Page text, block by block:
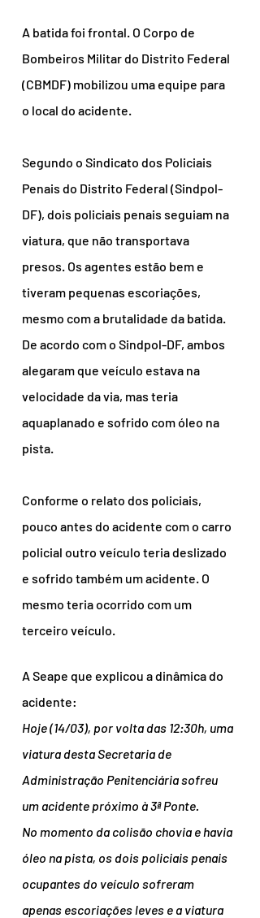
A batida foi frontal. O Corpo de
Bombeiros Militar do Distrito Federal
(CBMDF) mobilizou uma equipe para
o local do acidente.
Segundo o Sindicato dos Policiais
Penais do Distrito Federal (Sindpol-
DF), dois policiais penais seguiam na
viatura, que não transportava
presos. Os agentes estão bem e
tiveram pequenas escoriações,
mesmo com a brutalidade da batida.
De acordo com o Sindpol-DF, ambos
alegaram que veículo estava na
velocidade da via, mas teria
aquaplanado e sofrido com óleo na
pista.
Conforme o relato dos policiais,
pouco antes do acidente com o carro
policial outro veículo teria deslizado
e sofrido também um acidente. O
mesmo teria ocorrido com um
terceiro veículo.
A Seape que explicou a dinâmica do
acidente:
Hoje (14/03), por volta das 12:30h, uma
viatura desta Secretaria de
Administração Penitenciária sofreu
um acidente próximo à 3ª Ponte.
No momento da colisão chovia e havia
óleo na pista, os dois policiais penais
ocupantes do veículo sofreram
apenas escoriações leves e a viatura